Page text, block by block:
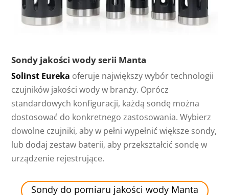
Sondy jakości wody serii Manta
Solinst Eureka oferuje największy wybór technologii
czujników jakości wody w branży. Oprócz
standardowych konfiguracji, każdą sondę można
dostosować do konkretnego zastosowania. Wybierz
dowolne czujniki, aby w pełni wypełnić większe sondy,
lub dodaj zestaw baterii, aby przekształcić sondę w
urządzenie rejestrujące.
Sondy do pomiaru jakości wody Manta